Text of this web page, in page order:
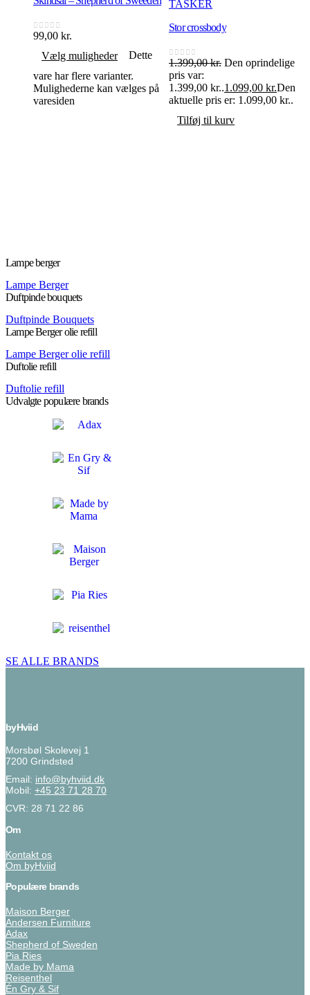
0ud af 5
99,00 kr.
Vælg muligheder
Dette
vare har flere varianter.
Mulighederne kan vælges på
varesiden
TASKER
Stor crossbody
0ud af 5
1.399,00kr. Den oprindelige
pris var:
1.399,00 kr..1.099,00 kr.Den
aktuelle pris er: 1.099,00 kr..
Tilføj til kurv
Lampe berger
Lampe Berger
Duftpinde bouquets
Duftpinde Bouquets
Lampe Berger olie refill
Lampe Berger olie refill
Duftolie refill
Duftolie refill
Udvalgte populære brands
SE ALLE BRANDS
byHviid
Morsbøl Skolevej 1
7200 Grindsted
Email: info@byhviid.dk
Mobil: +45 23 71 28 70
CVR: 28 71 22 86
Om
Kontakt os
Om byHviid
Populære brands
Maison Berger
Andersen Furniture
Adax
Shepherd of Sweden
Pia Ries
Made by Mama
Reisenthel
Én Gry & Sif